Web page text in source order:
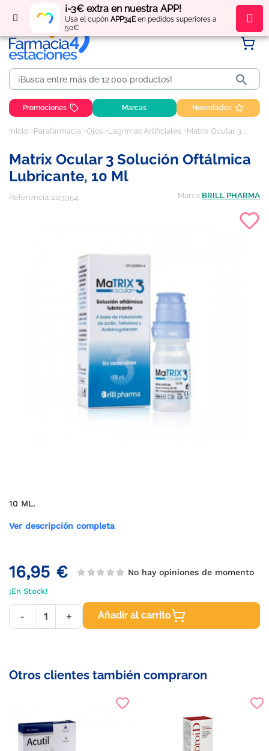
¡-3€ extra en nuestra APP!
Usa el cupón APP34Een pedidos superiores a
50€
Regístratey obténpuntos por tus compras

Promociones Marcas Novedades
Inicio Parafarmacia Ojos Lágrimas Artificiales Matrix Ocular 3 Solución Oftálmica Lubricante, 10 ml
Matrix Ocular 3 Solución Oftálmica
Lubricante, 10 Ml
Referencia: 203954 Marca BRILL PHARMA
10 ML.
Ver descripción completa
16,95 € No hay opiniones de momento
¡En Stock!
- + Añadir al carrito
Otros clientes también compraron